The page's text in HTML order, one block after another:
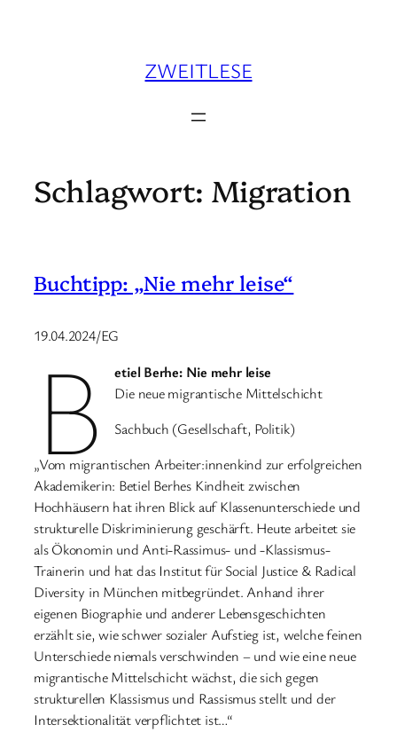
ZWEITLESE
Schlagwort: Migration
Buchtipp: „Nie mehr leise“
19.04.2024/EG
B
etiel Berhe: Nie mehr leise
Die neue migrantische Mittelschicht
Sachbuch (Gesellschaft, Politik)
„Vom migrantischen Arbeiter:innenkind zur erfolgreichen
Akademikerin: Betiel Berhes Kindheit zwischen
Hochhäusern hat ihren Blick auf Klassenunterschiede und
strukturelle Diskriminierung geschärft. Heute arbeitet sie
als Ökonomin und Anti-Rassimus- und -Klassismus-
Trainerin und hat das Institut für Social Justice & Radical
Diversity in München mitbegründet. Anhand ihrer
eigenen Biographie und anderer Lebensgeschichten
erzählt sie, wie schwer sozialer Aufstieg ist, welche feinen
Unterschiede niemals verschwinden – und wie eine neue
migrantische Mittelschicht wächst, die sich gegen
strukturellen Klassismus und Rassismus stellt und der
Intersektionalität verpflichtet ist…“